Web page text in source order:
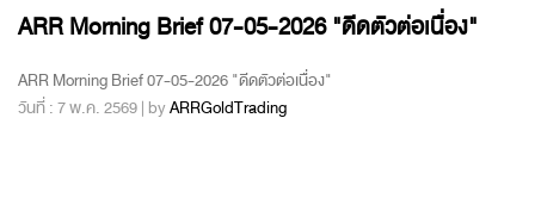
ARR Morning Brief 07-05-2026 "ดีดตัวต่อเนื่อง"
ARR Morning Brief 07-05-2026 "ดีดตัวต่อเนื่อง"
วันที่ : 7 พ.ค. 2569 | byARRGoldTrading